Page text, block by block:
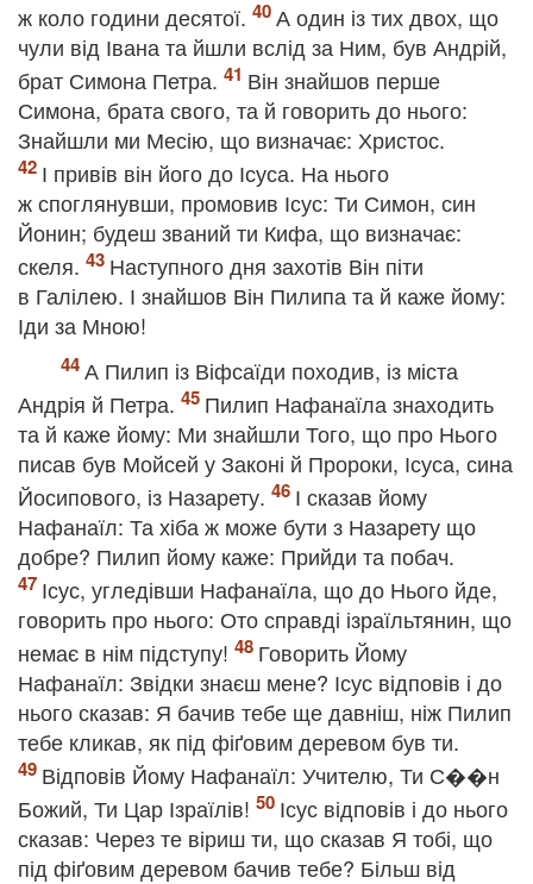
ж коло години десятої.
А один із тих двох, що
чули від Івана та йшли вслід за Ним, був Андрій,
брат Симона Петра.
Він знайшов перше
Симона, брата свого, та й говорить до нього:
Знайшли ми Месію, що визначає: Христос.
І привів він його до Ісуса. На нього
ж споглянувши, промовив Ісус: Ти Симон, син
Йонин; будеш званий ти Кифа, що визначає:
скеля.
Наступного дня захотів Він піти
в Галілею. І знайшов Він Пилипа та й каже йому:
Іди за Мною!
А Пилип із Віфсаїди походив, із міста
Андрія й Петра.
Пилип Нафанаїла знаходить
та й каже йому: Ми знайшли Того, що про Нього
писав був Мойсей у Законі й Пророки, Ісуса, сина
Йосипового, із Назарету.
І сказав йому
Нафанаїл: Та хіба ж може бути з Назарету що
добре? Пилип йому каже: Прийди та побач.
Ісус, угледівши Нафанаїла, що до Нього йде,
говорить про нього: Ото справді ізраїльтянин, що
немає в нім підступу!
Говорить Йому
Нафанаїл: Звідки знаєш мене? Ісус відповів і до
нього сказав: Я бачив тебе ще давніш, ніж Пилип
тебе кликав, як під фіґовим деревом був ти.
Відповів Йому Нафанаїл: Учителю, Ти С��н
Божий, Ти Цар Ізраїлів!
Ісус відповів і до нього
сказав: Через те віриш ти, що сказав Я тобі, що
під фіґовим деревом бачив тебе? Більш від